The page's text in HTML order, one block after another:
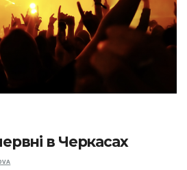
в Черкасах